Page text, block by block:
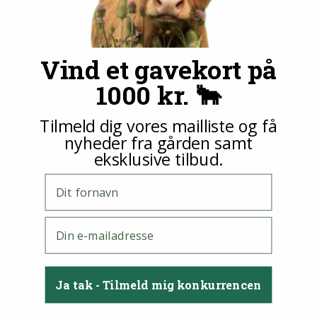
25 minutter
Tilberedningstid
minutter
personer
tid
25 minutter
40
minutter
Ingredienser
500 gram Hakket Highland oksekød
1
1 stk
skalotteløg
3
græsk yoghurt 10%
Vind et gavekort på
1000 kr. 🐂
Tilmeld dig vores mailliste og få
nyheder fra gården samt
eksklusive tilbud.
Ja tak - Tilmeld mig konkurrencen